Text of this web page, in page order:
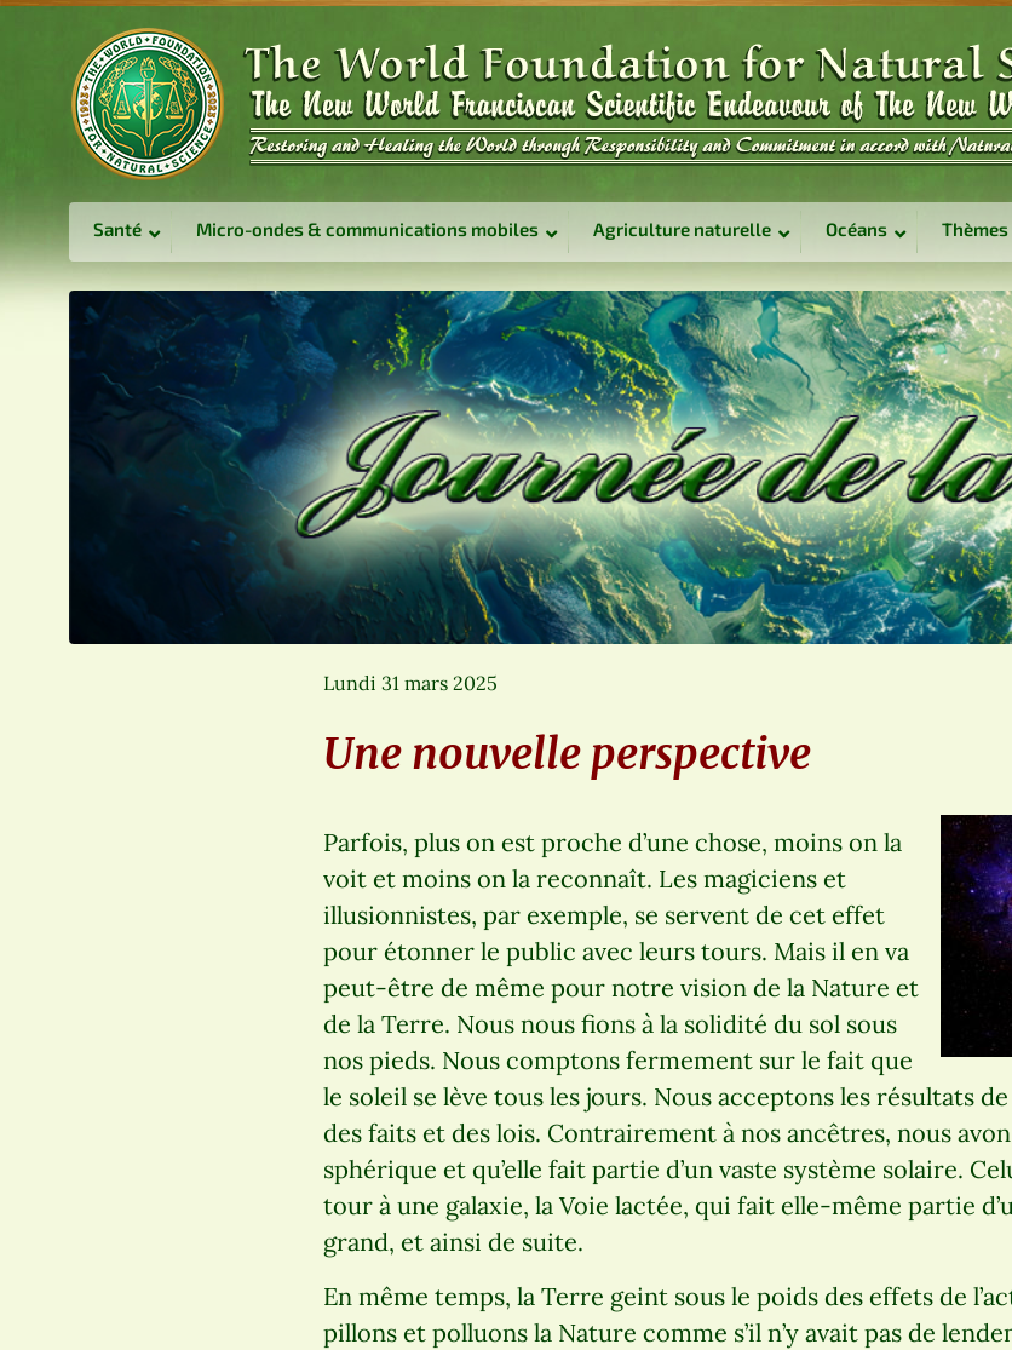
Santé Micro-ondes & communications mobiles Agriculture naturelle Océans Thèmes
Lundi 31 mars 2025
Une nouvelle perspective
Parfois, plus on est proche d’une chose, moins on la
voit et moins on la reconnaît. Les magiciens et
illusionnistes, par exemple, se servent de cet effet
pour étonner le public avec leurs tours. Mais il en va
peut-être de même pour notre vision de la Nature et
de la Terre. Nous nous fions à la solidité du sol sous
nos pieds. Nous comptons fermement sur le fait que
le soleil se lève tous les jours. Nous acceptons les résultats
des faits et des lois. Contrairement à nos ancêtres, nous
sphérique et qu’elle fait partie d’un vaste système solaire.
tour à une galaxie, la Voie lactée, qui fait elle-même partie
grand, et ainsi de suite.
En même temps, la Terre geint sous le poids des effets de
pillons et polluons la Nature comme s’il n’y avait pas de